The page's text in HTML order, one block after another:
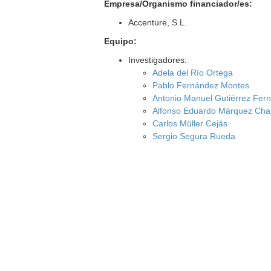
Empresa/Organismo financiador/es:
Accenture, S.L.
Equipo:
Investigadores:
Adela del Río Ortega
Pablo Fernández Montes
Antonio Manuel Gutiérrez
Alfonso Eduardo Márquez
Carlos Müller Cejás
Sergio Segura Rueda